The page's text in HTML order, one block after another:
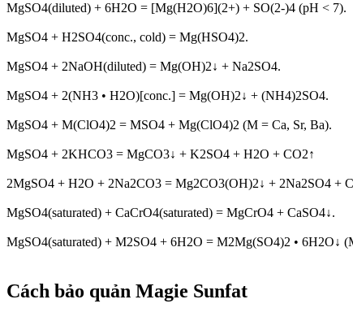
MgSO4(diluted) + 6H2O = [Mg(H2O)6](2+) + SO(2-)4 (pH < 7).
MgSO4 + H2SO4(conc., cold) = Mg(HSO4)2.
MgSO4 + 2NaOH(diluted) = Mg(OH)2↓ + Na2SO4.
MgSO4 + 2(NH3 • H2O)[conc.] = Mg(OH)2↓ + (NH4)2SO4.
MgSO4 + M(ClO4)2 = MSO4 + Mg(ClO4)2 (M = Ca, Sr, Ba).
MgSO4 + 2KHCO3 = MgCO3↓ + K2SO4 + H2O + CO2↑
2MgSO4 + H2O + 2Na2CO3 = Mg2CO3(OH)2↓ + 2Na2SO4 +
MgSO4(saturated) + CaCrO4(saturated) = MgCrO4 + CaSO4↓.
MgSO4(saturated) + M2SO4 + 6H2O = M2Mg(SO4)2 • 6H2O↓
Cách bảo quản Magie Sunfat​